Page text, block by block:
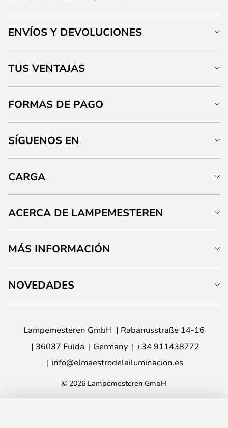
ENVÍOS Y DEVOLUCIONES
TUS VENTAJAS
FORMAS DE PAGO
SÍGUENOS EN
CARGA
ACERCA DE LAMPEMESTEREN
MÁS INFORMACIÓN
NOVEDADES
Lampemesteren GmbH
Rabanusstraße 14-16
36037 Fulda
Germany
+34 911438772
info@elmaestrodelailuminacion.es
© 2026 Lampemesteren GmbH